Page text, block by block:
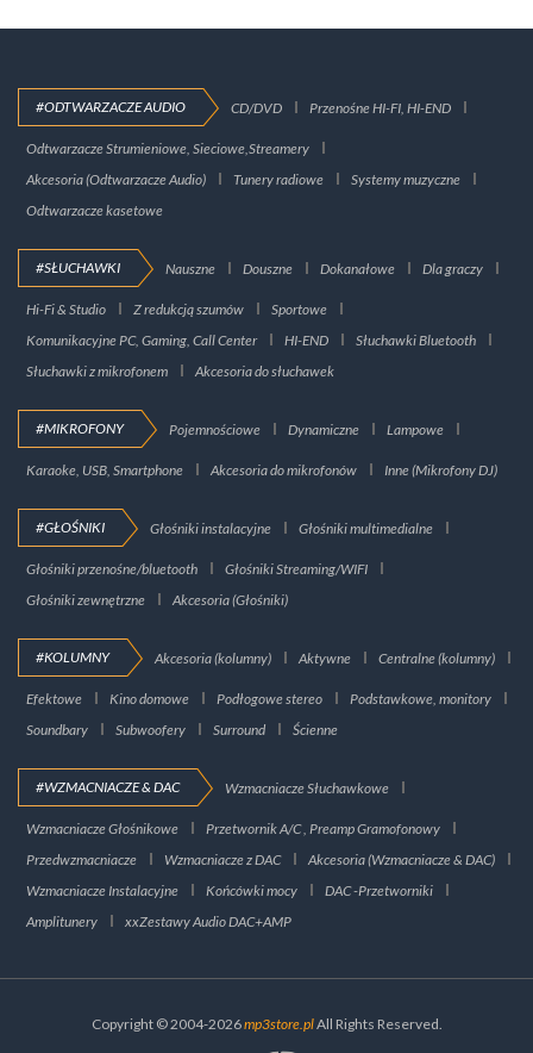
#ODTWARZACZE AUDIO CD/DVD Przenośne HI-FI, HI-END
Odtwarzacze Strumieniowe, Sieciowe,Streamery
Akcesoria (Odtwarzacze Audio)
Tunery radiowe
Systemy muzyczne
Odtwarzacze kasetowe
#SŁUCHAWKI Nauszne Douszne Dokanałowe Dla graczy
Hi-Fi & Studio Z redukcją szumów
Sportowe
Komunikacyjne PC, Gaming, Call Center
HI-END
Słuchawki Bluetooth
Słuchawki z mikrofonem
Akcesoria do słuchawek
#MIKROFONY Pojemnościowe Dynamiczne Lampowe
Karaoke, USB, Smartphone Akcesoria do mikrofonów Inne (Mikrofony DJ)
#GŁOŚNIKI Głośniki instalacyjne Głośniki multimedialne
Głośniki przenośne/bluetooth
Głośniki Streaming/WIFI
Głośniki zewnętrzne
Akcesoria (Głośniki)
#KOLUMNY Akcesoria (kolumny) Aktywne Centralne (kolumny)
Efektowe Kino domowe Podłogowe stereo
Podstawkowe, monitory
Soundbary
Subwoofery Surround Ścienne
#WZMACNIACZE & DAC Wzmacniacze Słuchawkowe
Wzmacniacze Głośnikowe
Przetwornik A/C , Preamp Gramofonowy
Przedwzmacniacze
Wzmacniacze z DAC
Akcesoria (Wzmacniacze & DAC)
Wzmacniacze Instalacyjne
Końcówki mocy
DAC -Przetworniki
Amplitunery
xxZestawy Audio DAC+AMP
Copyright © 2004-2026mp3store.plAll Rights Reserved.